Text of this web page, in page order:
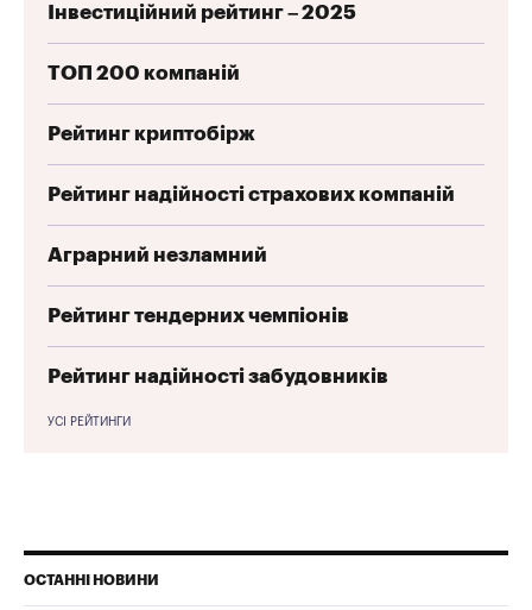
Інвестиційний рейтинг – 2025
ТОП 200 компаній
Рейтинг криптобірж
Рейтинг надійності страхових компаній
Аграрний незламний
Рейтинг тендерних чемпіонів
Рейтинг надійності забудовників
УСІ РЕЙТИНГИ
ОСТАННІ НОВИНИ